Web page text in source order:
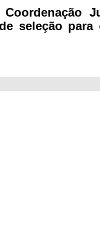
Coordenação
seleção para